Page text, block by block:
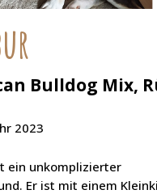
Bulldog Mix,
2023
ein unkomplizierter
Er ist mit einem